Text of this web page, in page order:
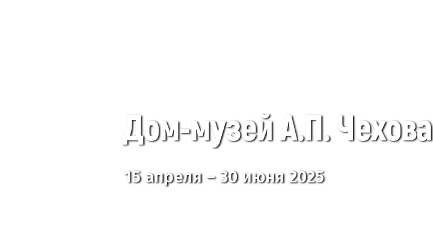
Дом-музей А.П. Чехова
15 апреля – 30 июня 2025